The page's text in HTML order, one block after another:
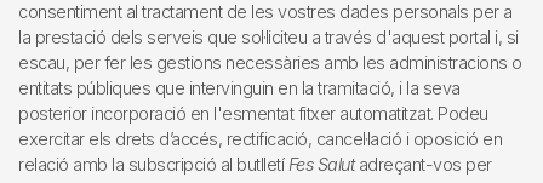
consentiment al tractament de les vostres dades personals per a
la prestació dels serveis que sol·liciteu a través d'aquest portal i, si
escau, per fer les gestions necessàries amb les administracions o
entitats públiques que intervinguin en la tramitació, i la seva
posterior incorporació en l'esmentat fitxer automatitzat. Podeu
exercitar els drets d’accés, rectificació, cancel·lació i oposició en
relació amb la subscripció al butlletí Fes Salutadreçant-vos per